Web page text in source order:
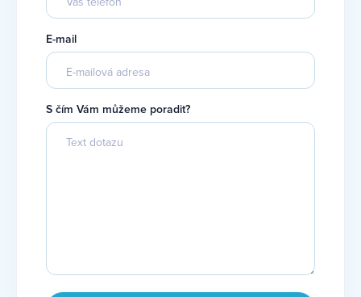
E-mail
S čím Vám můžeme poradit?